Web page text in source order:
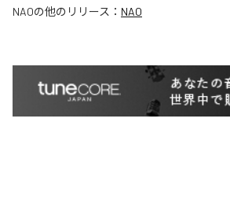
NAOの他のリリース： NAO